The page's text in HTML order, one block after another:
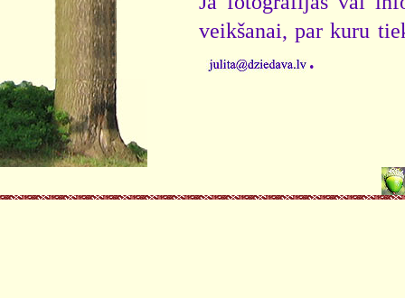
veikšanai, par kuru
.